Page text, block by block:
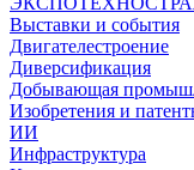
Выставки и события
Двигателестроение
Диверсификация
Добывающая
Изобретения и
ИИ
Инфраструктура